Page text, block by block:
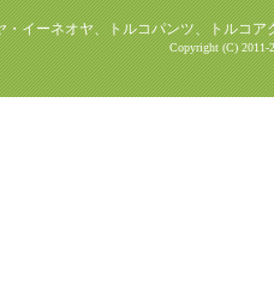
ネオヤ、トルコパンツ、トルコアク
Copyright (C) 2011-